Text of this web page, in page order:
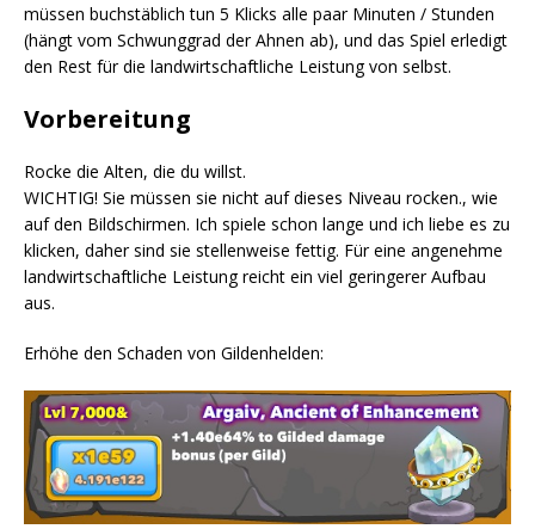
müssen buchstäblich tun 5 Klicks alle paar Minuten / Stunden
(hängt vom Schwunggrad der Ahnen ab), und das Spiel erledigt
den Rest für die landwirtschaftliche Leistung von selbst.
Vorbereitung
Rocke die Alten, die du willst.
WICHTIG! Sie müssen sie nicht auf dieses Niveau rocken., wie
auf den Bildschirmen. Ich spiele schon lange und ich liebe es zu
klicken, daher sind sie stellenweise fettig. Für eine angenehme
landwirtschaftliche Leistung reicht ein viel geringerer Aufbau
aus.
Erhöhe den Schaden von Gildenhelden: